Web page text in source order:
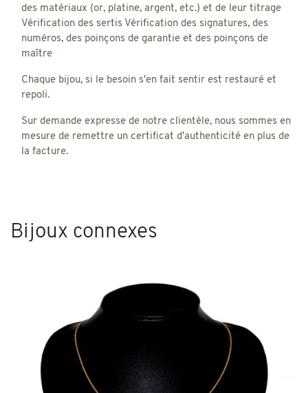
des matériaux (or, platine, argent, etc.) et de leur titrage
Vérification des sertis Vérification des signatures, des
numéros, des poinçons de garantie et des poinçons de
maître
Chaque bijou, si le besoin s'en fait sentir est restauré et
repoli.
Sur demande expresse de notre clientèle, nous sommes en
mesure de remettre un certificat d'authenticité en plus de
la facture.
Bijoux connexes